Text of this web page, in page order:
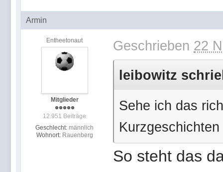
Armin
Entheetonaut
Mitglieder
12.951 Beiträge
Geschlecht: männlich
Wohnort: Rauenberg
Geschrieben 22
leibowitz
Sehe ich das
So steht das